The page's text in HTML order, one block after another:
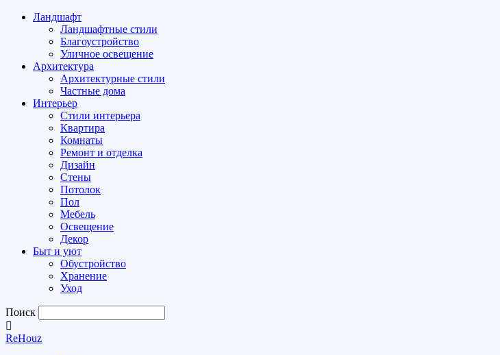
Ландшафт
Ландшафтные стили
Благоустройство
Уличное освещение
Архитектура
Архитектурные стили
Частные дома
Интерьер
Стили интерьера
Квартира
Комнаты
Ремонт и отделка
Дизайн
Стены
Потолок
Пол
Мебель
Освещение
Декор
Быт и уют
Обустройство
Хранение
Уход
Поиск
ReHouz